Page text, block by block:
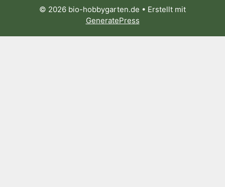
© 2026 bio-hobbygarten.de • Erstellt mit
GeneratePress